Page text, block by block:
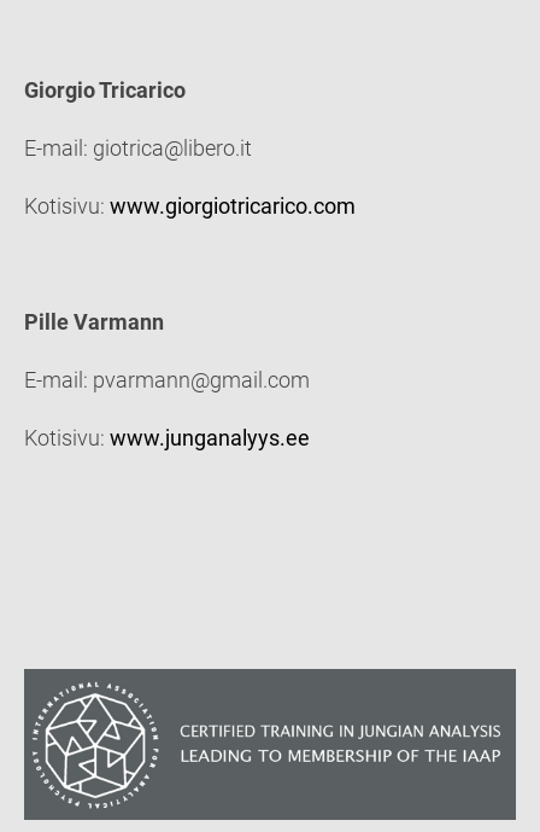
Giorgio Tricarico
E-mail: giotrica@libero.it
Kotisivu: www.giorgiotricarico.com
Pille Varmann
E-mail: pvarmann@gmail.com
Kotisivu: www.junganalyys.ee